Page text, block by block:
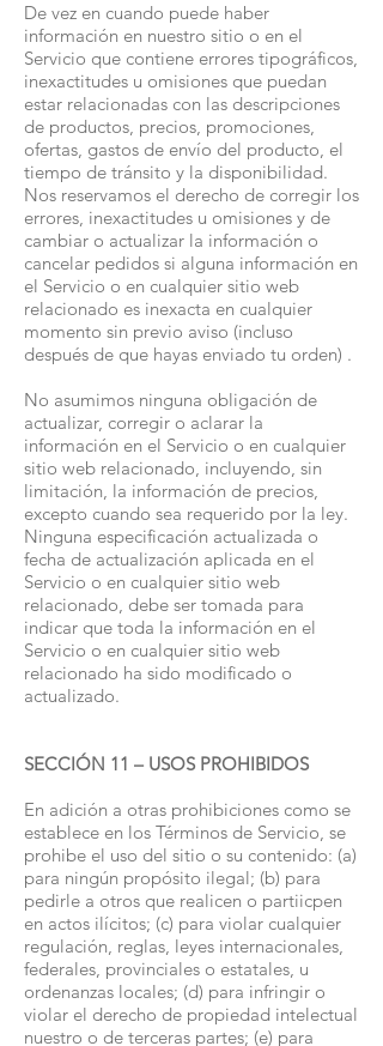
De vez en cuando puede haber
información en nuestro sitio o en el
Servicio que contiene errores tipográficos,
inexactitudes u omisiones que puedan
estar relacionadas con las descripciones
de productos, precios, promociones,
ofertas, gastos de envío del producto, el
tiempo de tránsito y la disponibilidad.
Nos reservamos el derecho de corregir los
errores, inexactitudes u omisiones y de
cambiar o actualizar la información o
cancelar pedidos si alguna información en
el Servicio o en cualquier sitio web
relacionado es inexacta en cualquier
momento sin previo aviso (incluso
después de que hayas enviado tu orden) .
No asumimos ninguna obligación de
actualizar, corregir o aclarar la
información en el Servicio o en cualquier
sitio web relacionado, incluyendo, sin
limitación, la información de precios,
excepto cuando sea requerido por la ley.
Ninguna especificación actualizada o
fecha de actualización aplicada en el
Servicio o en cualquier sitio web
relacionado, debe ser tomada para
indicar que toda la información en el
Servicio o en cualquier sitio web
relacionado ha sido modificado o
actualizado.
SECCIÓN 11 – USOS PROHIBIDOS
En adición a otras prohibiciones como se
establece en los Términos de Servicio, se
prohibe el uso del sitio o su contenido: (a)
para ningún propósito ilegal; (b) para
pedirle a otros que realicen o partiicpen
en actos ilícitos; (c) para violar cualquier
regulación, reglas, leyes internacionales,
federales, provinciales o estatales, u
ordenanzas locales; (d) para infringir o
violar el derecho de propiedad intelectual
nuestro o de terceras partes; (e) para